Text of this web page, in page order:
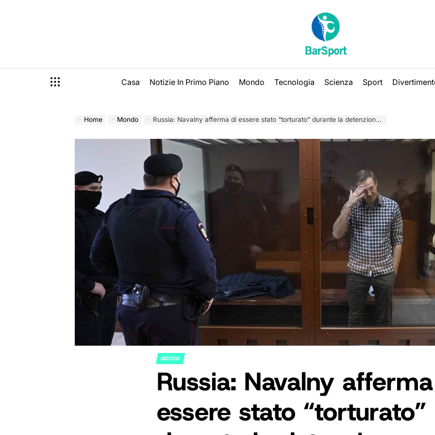
Casa Notizie In Primo Piano Mondo Tecnologia Scienza Sport
Home Mondo Russia: Navalny afferma di essere stato “torturato” durante la detenzione per privazione del sonno
POSTED
IN
MONDO
Russia: Navalny
essere stato “torturato”